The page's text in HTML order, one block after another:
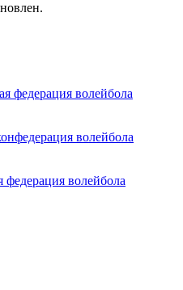
федерация волейбола
волейбола
федерация волейбола